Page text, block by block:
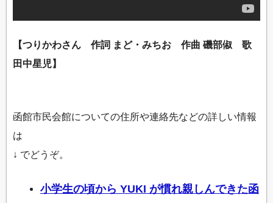
【つりかわさん 作詞 まど・みちお 作曲 磯部俶 歌
田中星児】
函館市民会館についての住所や連絡先などの詳しい情報
は
↓ でどうぞ。
小学生の頃から YUKI が慣れ親しんできた函